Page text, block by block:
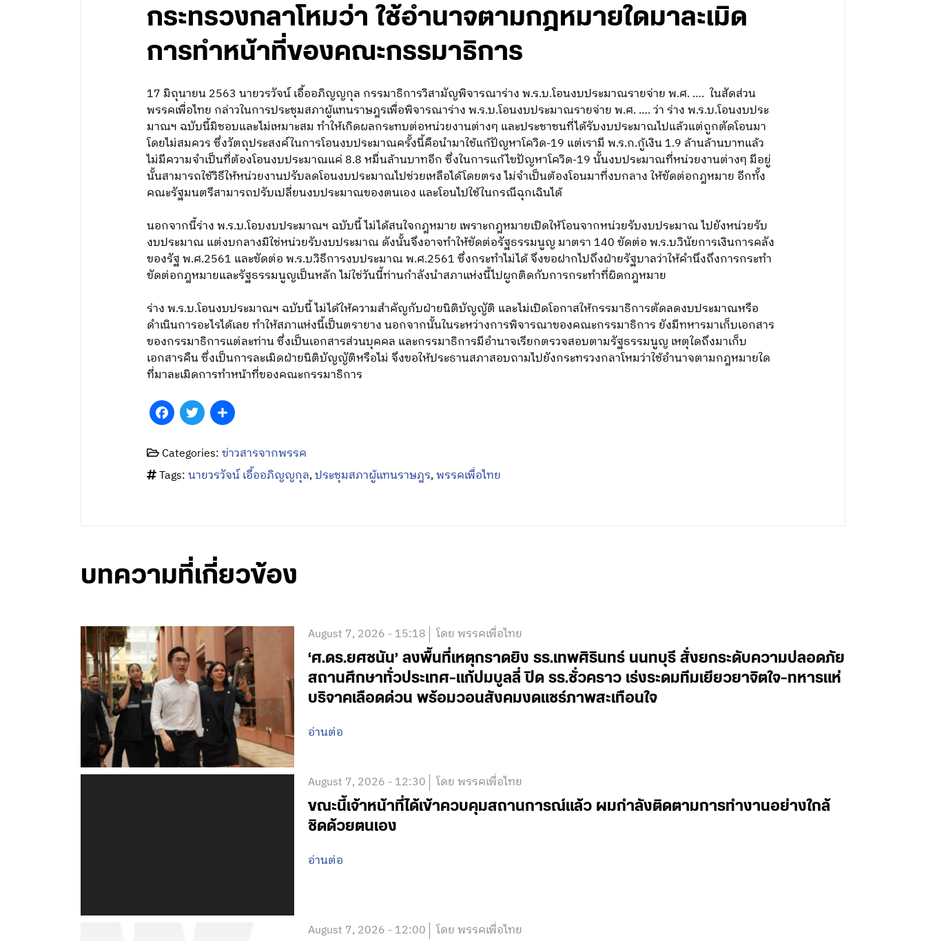
กระทรวงกลาโหมว่า ใช้อำนาจตามกฎหมายใดมาละเมิด
การทำหน้าที่ของคณะกรรมาธิการ
17 มิถุนายน 2563 นายวรวัจน์ เอื้ออภิญญกุล กรรมาธิการวิสามัญพิจารณาร่าง พ.ร.บ.โอนงบประมาณรายจ่าย พ.ศ. …. ในสัดส่วน
พรรคเพื่อไทย กล่าวในการประชุมสภาผู้แทนราษฎรเพื่อพิจารณาร่าง พ.ร.บ.โอนงบประมาณรายจ่าย พ.ศ. …. ว่า ร่าง พ.ร.บ.โอนงบประ
มาณฯ ฉบับนี้มิชอบและไม่เหมาะสม ทำให้เกิดผลกระทบต่อหน่วยงานต่างๆ และประชาชนที่ได้รับงบประมาณไปแล้วแต่ถูกตัดโอนมา
โดยไม่สมควร ซึ่งวัตถุประสงค์ในการโอนงบประมาณครั้งนี้คือนำมาใช้แก้ปัญหาโควิด-19 แต่เรามี พ.ร.ก.กู้เงิน 1.9 ล้านล้านบาทแล้ว
ไม่มีความจำเป็นที่ต้องโอนงบประมาณแค่ 8.8 หมื่นล้านบาทอีก ซึ่งในการแก้ไขปัญหาโควิด-19 นั้นงบประมาณที่หน่วยงานต่างๆ มีอยู่
นั้นสามารถใช้วิธีให้หน่วยงานปรับลดโอนงบประมาณไปช่วยเหลือได้โดยตรง ไม่จำเป็นต้องโอนมาที่งบกลาง ให้ขัดต่อกฎหมาย อีกทั้ง
คณะรัฐมนตรีสามารถปรับเปลี่ยนงบประมาณของตนเอง และโอนไปใช้ในกรณีฉุกเฉินได้
นอกจากนี้ร่าง พ.ร.บ.โอบงบประมาณฯ ฉบับนี้ ไม่ได้สนใจกฎหมาย เพราะกฎหมายเปิดให้โอนจากหน่วยรับงบประมาณ ไปยังหน่วยรับ
งบประมาณ แต่งบกลางมิใช่หน่วยรับงบประมาณ ดังนั้นจึงอาจทำให้ขัดต่อรัฐธรรมนูญ มาตรา 140 ขัดต่อ พ.ร.บ.วินัยการเงินการคลัง
ของรัฐ พ.ศ.2561 และขัดต่อ พ.ร.บ.วิธีการงบประมาณ พ.ศ.2561 ซึ่งกระทำไม่ได้ จึงขอฝากไปถึงฝ่ายรัฐบาลว่าให้คำนึงถึงการกระทำ
ขัดต่อกฎหมายและรัฐธรรมนูญเป็นหลัก ไม่ใช่วันนี้ท่านกำลังนำสภาแห่งนี้ไปผูกติดกับการกระทำที่ผิดกฎหมาย
ร่าง พ.ร.บ.โอนงบประมาณฯ ฉบับนี้ ไม่ได้ให้ความสำคัญกับฝ่ายนิติบัญญัติ และไม่เปิดโอกาสให้กรรมาธิการตัดลดงบประมาณหรือ
ดำเนินการอะไรได้เลย ทำให้สภาแห่งนี้เป็นตรายาง นอกจากนั้นในระหว่างการพิจารณาของคณะกรรมาธิการ ยังมีทหารมาเก็บเอกสาร
ของกรรมาธิการแต่ละท่าน ซึ่งเป็นเอกสารส่วนบุคคล และกรรมาธิการมีอำนาจเรียกตรวจสอบตามรัฐธรรมนูญ เหตุใดถึงมาเก็บ
เอกสารคืน ซึ่งเป็นการละเมิดฝ่ายนิติบัญญัติหรือไม่ จึงขอให้ประธานสภาสอบถามไปยังกระทรวงกลาโหมว่าใช้อำนาจตามกฎหมายใด
ที่มาละเมิดการทำหน้าที่ของคณะกรรมาธิการ
Facebook
TwitterShare
Categories:ข่าวสารจากพรรค
Tags:นายวรวัจน์ เอื้ออภิญญกุล,ประชุมสภาผู้แทนราษฎร,พรรคเพื่อไทย
บทความที่เกี่ยวข้อง
August 7, 2026 - 15:18 โดย พรรคเพื่อไทย
‘ศ.ดร.ยศชนัน’ ลงพื้นที่เหตุกราดยิง รร.เทพศิรินทร์ นนทบุรี สั่งยกระดับความปลอดภัย
สถานศึกษาทั่วประเทศ-แก้ปมบูลลี่ ปิด รร.ชั่วคราว เร่งระดมทีมเยียวยาจิตใจ-ทหารแห่
บริจาคเลือดด่วน พร้อมวอนสังคมงดแชร์ภาพสะเทือนใจ
อ่านต่อ
August 7, 2026 - 12:30 โดย พรรคเพื่อไทย
ขณะนี้เจ้าหน้าที่ได้เข้าควบคุมสถานการณ์แล้ว ผมกำลังติดตามการทำงานอย่างใกล้
ชิดด้วยตนเอง
อ่านต่อ
August 7, 2026 - 12:00 โดย พรรคเพื่อไทย